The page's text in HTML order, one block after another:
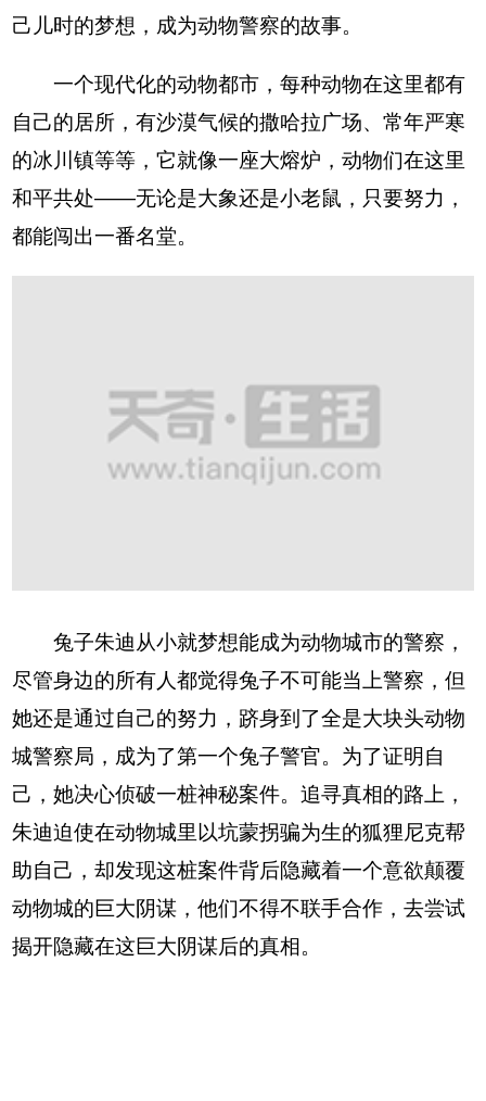
己儿时的梦想，成为动物警察的故事。
一个现代化的动物都市，每种动物在这里都有
自己的居所，有沙漠气候的撒哈拉广场、常年严寒
的冰川镇等等，它就像一座大熔炉，动物们在这里
和平共处——无论是大象还是小老鼠，只要努力，
都能闯出一番名堂。
兔子朱迪从小就梦想能成为动物城市的警察，
尽管身边的所有人都觉得兔子不可能当上警察，但
她还是通过自己的努力，跻身到了全是大块头动物
城警察局，成为了第一个兔子警官。为了证明自
己，她决心侦破一桩神秘案件。追寻真相的路上，
朱迪迫使在动物城里以坑蒙拐骗为生的狐狸尼克帮
助自己，却发现这桩案件背后隐藏着一个意欲颠覆
动物城的巨大阴谋，他们不得不联手合作，去尝试
揭开隐藏在这巨大阴谋后的真相。